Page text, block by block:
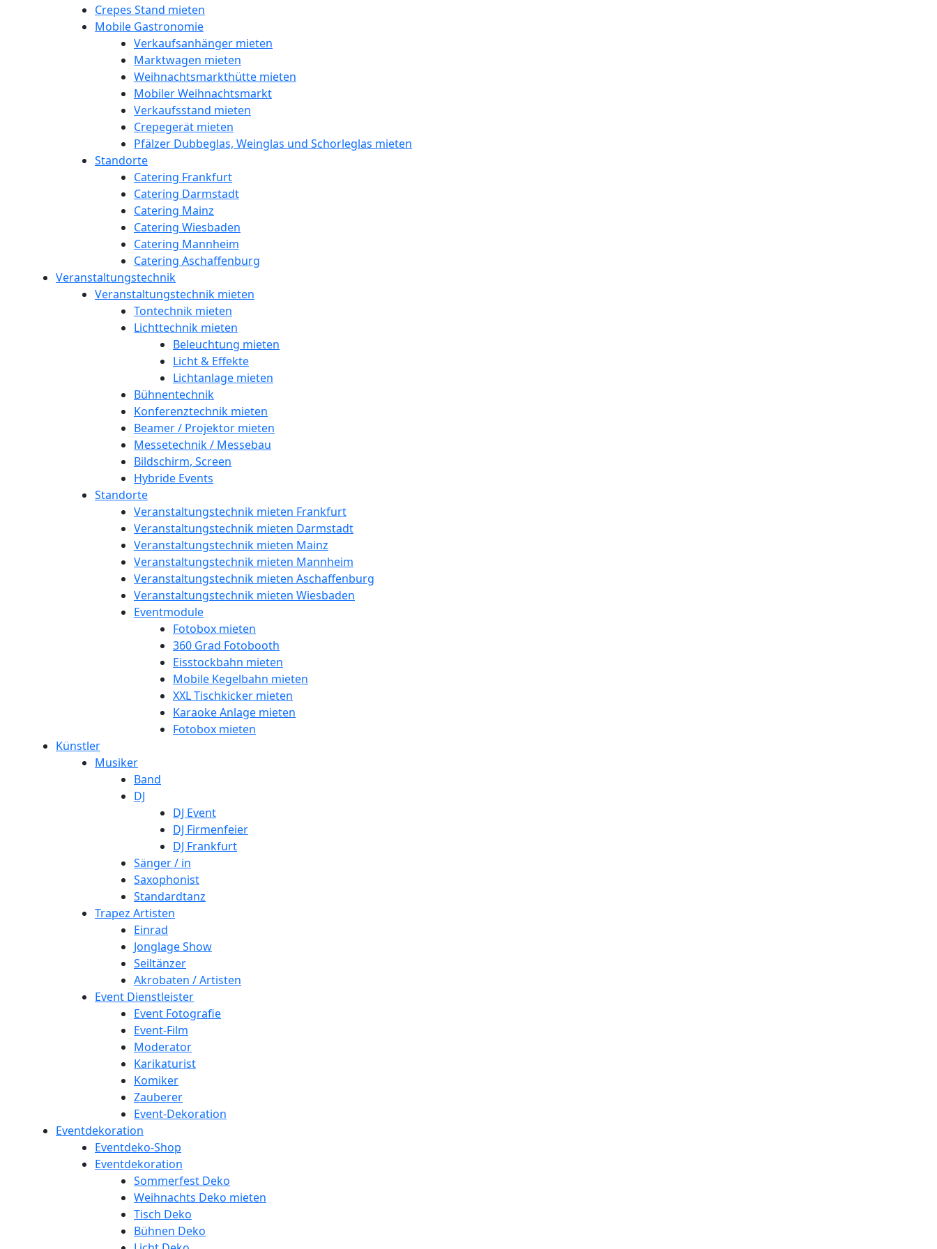
Crepes Stand mieten
Mobile Gastronomie
Verkaufsanhänger mieten
Marktwagen mieten
Weihnachtsmarkthütte mieten
Mobiler Weihnachtsmarkt
Verkaufsstand mieten
Crepegerät mieten
Pfälzer Dubbeglas, Weinglas und Schorleglas mieten
Standorte
Catering Frankfurt
Catering Darmstadt
Catering Mainz
Catering Wiesbaden
Catering Mannheim
Catering Aschaffenburg
Veranstaltungstechnik
Veranstaltungstechnik mieten
Tontechnik mieten
Lichttechnik mieten
Beleuchtung mieten
Licht & Effekte
Lichtanlage mieten
Bühnentechnik
Konferenztechnik mieten
Beamer / Projektor mieten
Messetechnik / Messebau
Bildschirm, Screen
Hybride Events
Standorte
Veranstaltungstechnik mieten Frankfurt
Veranstaltungstechnik mieten Darmstadt
Veranstaltungstechnik mieten Mainz
Veranstaltungstechnik mieten Mannheim
Veranstaltungstechnik mieten Aschaffenburg
Veranstaltungstechnik mieten Wiesbaden
Eventmodule
Fotobox mieten
360 Grad Fotobooth
Eisstockbahn mieten
Mobile Kegelbahn mieten
XXL Tischkicker mieten
Karaoke Anlage mieten
Fotobox mieten
Künstler
Musiker
Band
DJ
DJ Event
DJ Firmenfeier
DJ Frankfurt
Sänger / in
Saxophonist
Standardtanz
Trapez Artisten
Einrad
Jonglage Show
Seiltänzer
Akrobaten / Artisten
Event Dienstleister
Event Fotografie
Event-Film
Moderator
Karikaturist
Komiker
Zauberer
Event-Dekoration
Eventdekoration
Eventdeko-Shop
Eventdekoration
Sommerfest Deko
Weihnachts Deko mieten
Tisch Deko
Bühnen Deko